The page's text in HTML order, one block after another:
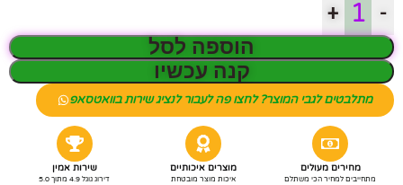
-
+
הוספה לסל
קנה עכשיו
מתלבטים לגבי המוצר? לחצו פה לעבור לנציג שירות בוואטסאפ
מחירים מעולים
מתחייבים למחיר הכי משתלם
מוצרים איכותיים
איכות מוצר מובטחת
שירות אמין
דירוג גוגל 4.9 מתוך 5.0